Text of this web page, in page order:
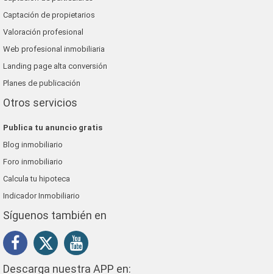
Captación de propietarios
Valoración profesional
Web profesional inmobiliaria
Landing page alta conversión
Planes de publicación
Otros servicios
Publica tu anuncio gratis
Blog inmobiliario
Foro inmobiliario
Calcula tu hipoteca
Indicador Inmobiliario
Síguenos también en
Descarga nuestra APP en: